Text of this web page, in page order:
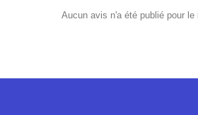
Aucun avis n'a été publié pour le